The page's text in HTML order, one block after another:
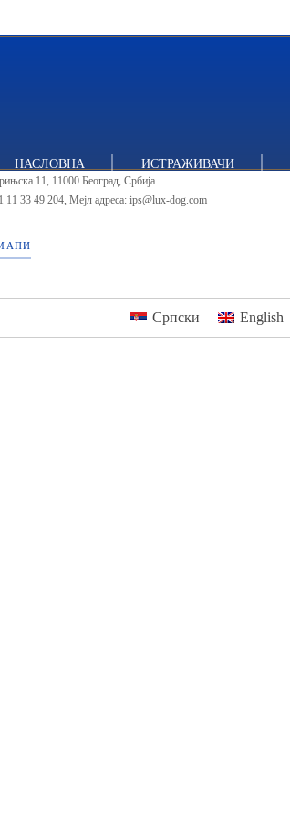
НАСЛОВНА ИСТРАЖИВАЧИ
за политичке студије
11, 11000 Београд, Србија
11 33 49 204, Мејл адреса: ips@lux-dog.com
Српски English